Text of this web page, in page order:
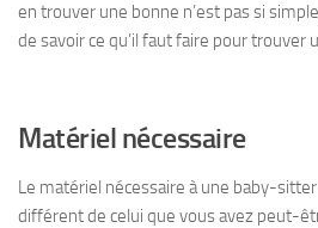
en trouver une bonne n’est pas si
de savoir ce qu’il faut faire pour trouver
Matériel nécessaire
Le matériel nécessaire à une baby-
différent de celui que vous avez peut-